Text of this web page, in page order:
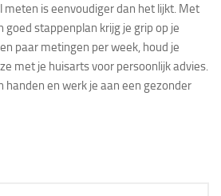
meten is eenvoudiger dan het lijkt. Met
stappenplan krijg je grip op je
paar metingen per week, houd je
met je huisarts voor persoonlijk advies.
handen en werk je aan een gezonder